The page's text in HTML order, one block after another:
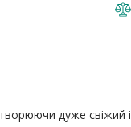
дуже свіжий і